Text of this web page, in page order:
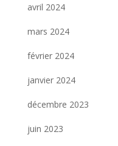
avril 2024
mars 2024
février 2024
janvier 2024
décembre 2023
juin 2023